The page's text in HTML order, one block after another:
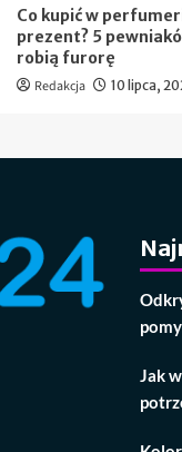
Co kupić w
prezent? 5
robią furorę
Redakcja 10 lipca,
Jak